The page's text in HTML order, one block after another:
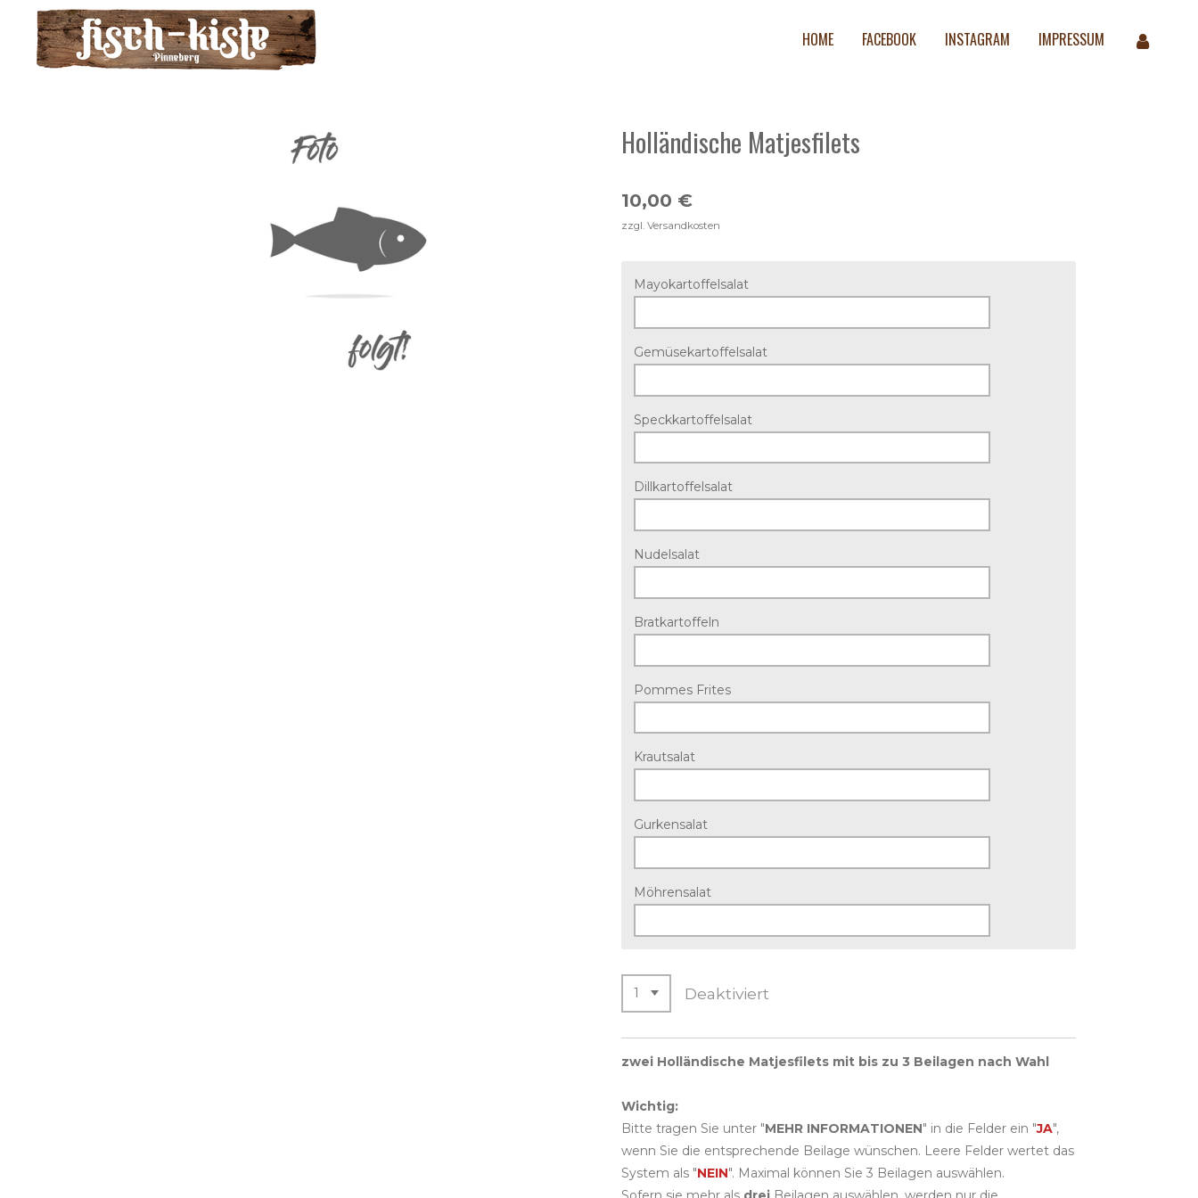
Hauptinhalt
springen
HOME FACEBOOK INSTAGRAM IMPRESSUM
Holländische Matjesfilets
10,00 €
zzgl. Versandkosten
Mayokartoffelsalat
Gemüsekartoffelsalat
Speckkartoffelsalat
Dillkartoffelsalat
Nudelsalat
Bratkartoffeln
Pommes Frites
Krautsalat
Gurkensalat
Möhrensalat
Deaktiviert
zwei Holländische Matjesfilets mit bis zu 3 Beilagen nach Wahl
Wichtig:
Bitte tragen Sie unter "MEHR INFORMATIONEN" in die Felder ein "JA",
wenn Sie die entsprechende Beilage wünschen. Leere Felder wertet das
System als "NEIN". Maximal können Sie 3 Beilagen auswählen.